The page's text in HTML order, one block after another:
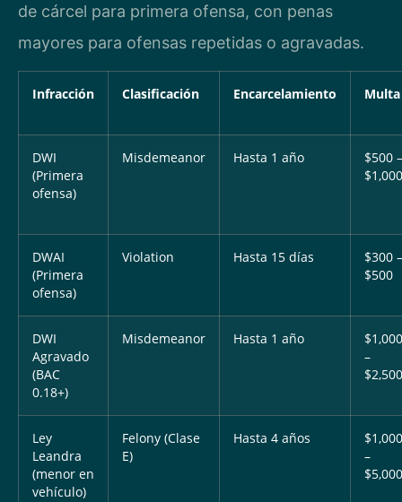
de cárcel para primera ofensa, con penas
mayores para ofensas repetidas o agravadas.
Infracción Clasificación Encarcelamiento Multa
DWI
(Primera
ofensa)
Misdemeanor Hasta 1 año
$500 –
$1,000
DWAI
(Primera
ofensa)
Violation Hasta 15 días
$300 –
$500
DWI
Agravado
(BAC
0.18+)
Misdemeanor Hasta 1 año
$1,000
–
$2,500
Ley
Leandra
(menor en
vehículo)
Felony (Clase
E)
Hasta 4 años
$1,000
–
$5,000